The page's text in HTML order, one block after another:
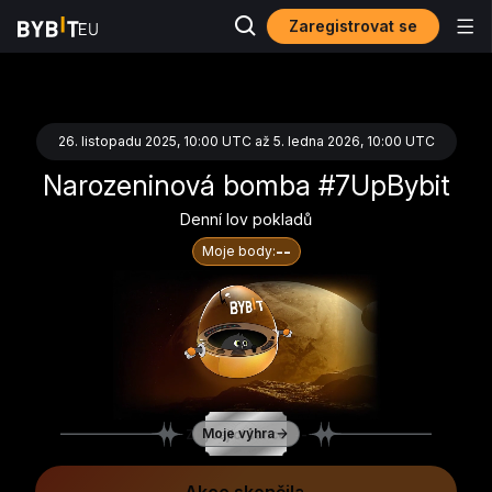
Zaregistrovat se
26. listopadu 2025, 10:00 UTC až 5. ledna 2026, 10:00 UTC
Narozeninová bomba #7UpBybit
Denní lov pokladů
Moje body:--
Zbývající šance: --
Moje výhra